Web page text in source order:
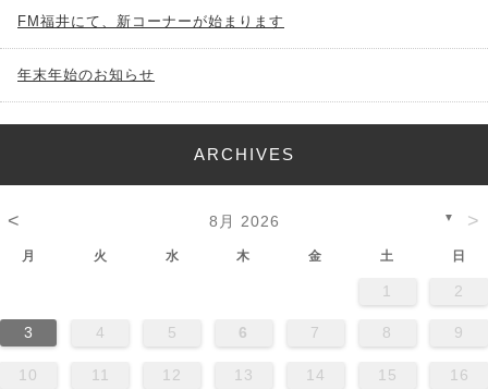
FM福井にて、新コーナーが始まります
年末年始のお知らせ
ARCHIVES
< 8月 2026 ▼ >
月 火 水 木 金 土 日
1 2
3 4 5 6 7 8 9
10 11 12 13 14 15 16